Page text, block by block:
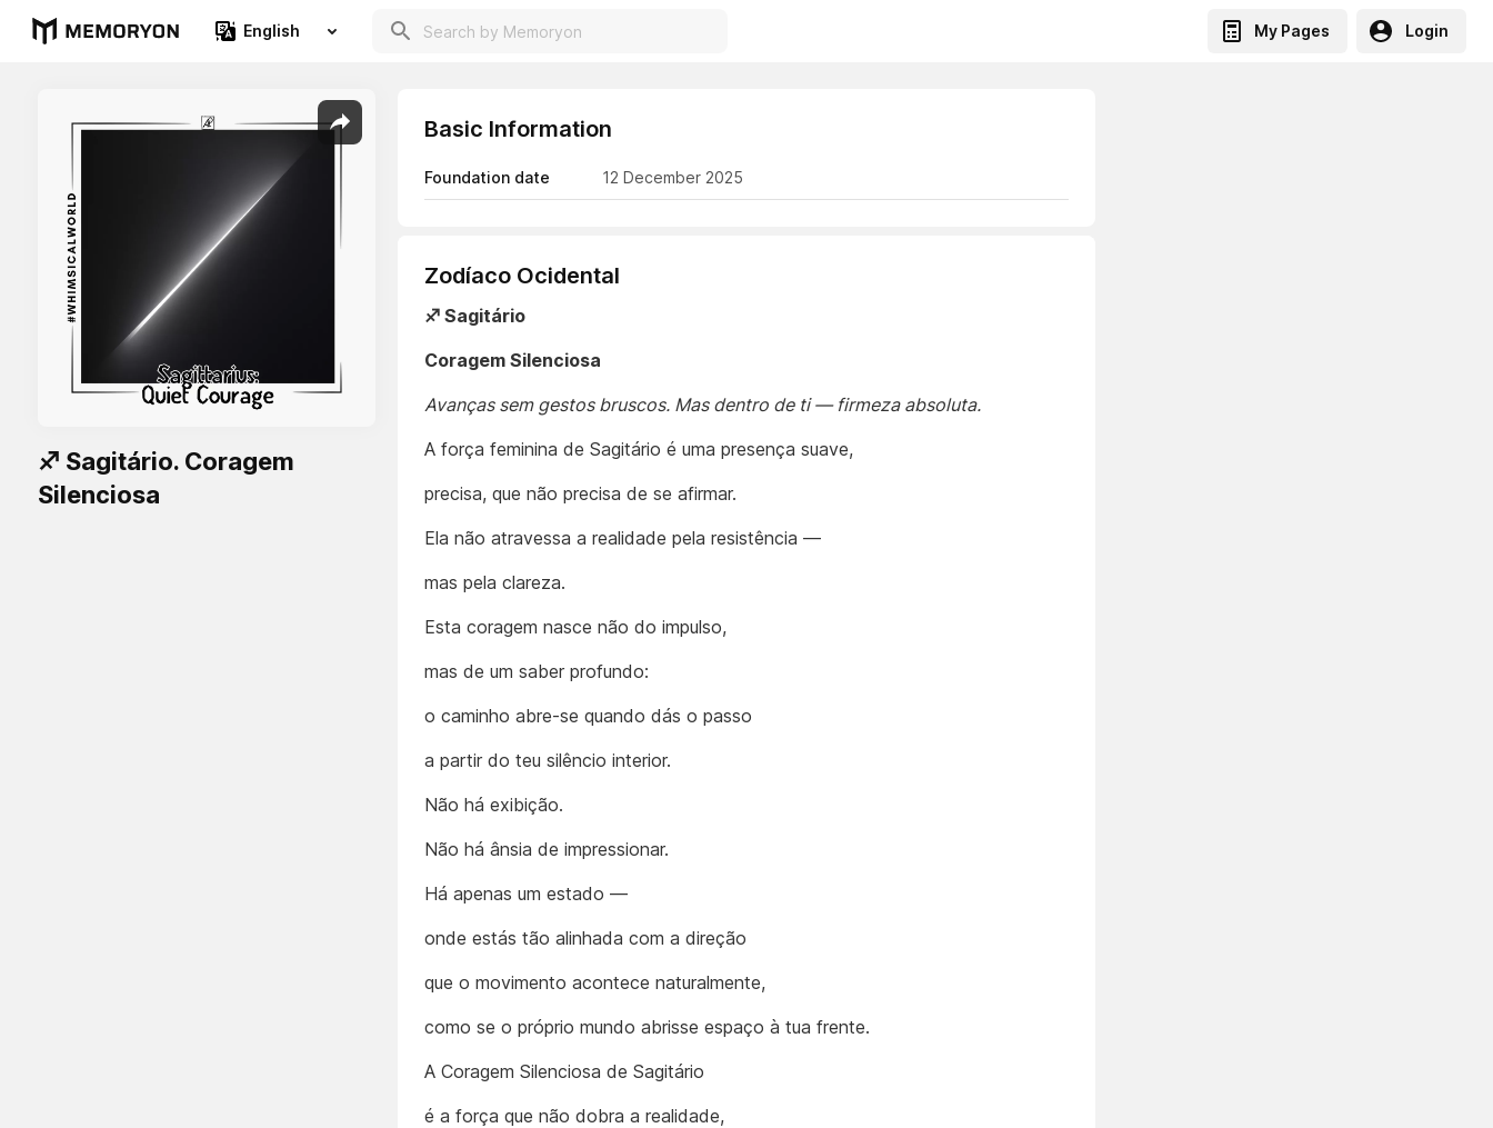
English My Pages Login
♐ Sagitário. Coragem
Silenciosa
Basic Information
Foundation date 12 December 2025
Zodíaco Ocidental
♐ Sagitário
Coragem Silenciosa
Avanças sem gestos bruscos. Mas dentro de ti — firmeza absoluta.
A força feminina de Sagitário é uma presença suave,
precisa, que não precisa de se afirmar.
Ela não atravessa a realidade pela resistência —
mas pela clareza.
Esta coragem nasce não do impulso,
mas de um saber profundo:
o caminho abre-se quando dás o passo
a partir do teu silêncio interior.
Não há exibição.
Não há ânsia de impressionar.
Há apenas um estado —
onde estás tão alinhada com a direção
que o movimento acontece naturalmente,
como se o próprio mundo abrisse espaço à tua frente.
A Coragem Silenciosa de Sagitário
é a força que não dobra a realidade,